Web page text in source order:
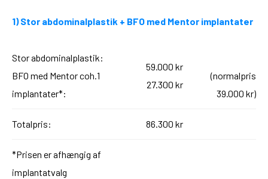
1) Stor abdominalplastik + BFO med Mentor implantater
Stor abdominalplastik:
BFO med Mentor coh.1
implantater*:
59.000 kr
27.300 kr
(normalpris
39.000 kr)
Totalpris: 86.300 kr
*Prisen er afhængig af
implantatvalg